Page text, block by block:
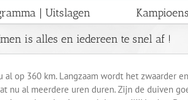
| Uitslagen
is alles en iedereen te snel af !
al op 360 km. Langzaam wordt het zwaarder
nu al meerdere uren duren. Zijn de duiven